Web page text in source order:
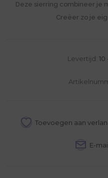
Deze sierring combineer je
Creëer zo je
Levertijd: 10